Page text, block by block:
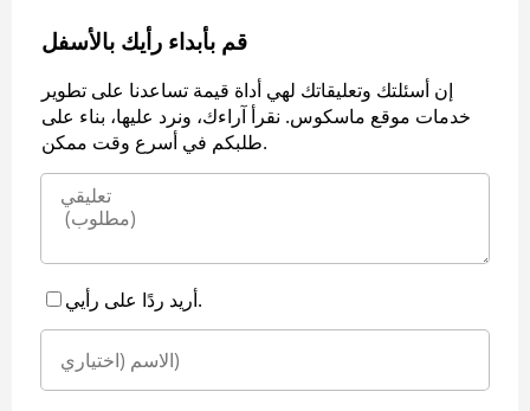
قم بأبداء رأيك بالأسفل
إن أسئلتك وتعليقاتك لهي أداة قيمة تساعدنا على تطوير
خدمات موقع ماسكوس. نقرأ آراءك، ونرد عليها، بناء على
طلبكم في أسرع وقت ممكن.
أريد ردًا على رأيي.